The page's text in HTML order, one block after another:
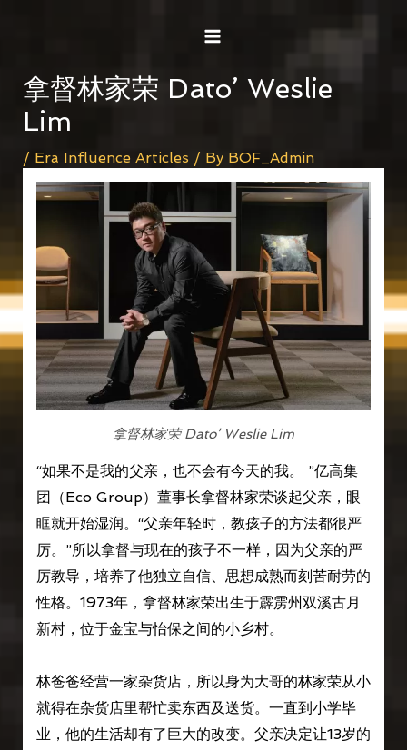
拿督林家荣 Dato’ Weslie
Lim
/ Era Influence Articles / By BOF_Admin
拿督林家荣 Dato’ Weslie Lim
“如果不是我的父亲，也不会有今天的我。 ”亿高集
团（Eco Group）董事长拿督林家荣谈起父亲，眼
眶就开始湿润。“父亲年轻时，教孩子的方法都很严
厉。”所以拿督与现在的孩子不一样，因为父亲的严
厉教导，培养了他独立自信、思想成熟而刻苦耐劳的
性格。1973年，拿督林家荣出生于霹雳州双溪古月
新村，位于金宝与怡保之间的小乡村。
林爸爸经营一家杂货店，所以身为大哥的林家荣从小
就得在杂货店里帮忙卖东西及送货。一直到小学毕
业，他的生活却有了巨大的改变。父亲决定让13岁的